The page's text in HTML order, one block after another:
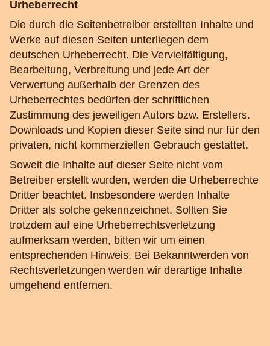
Urheberrecht
Die durch die Seitenbetreiber erstellten Inhalte und
Werke auf diesen Seiten unterliegen dem
deutschen Urheberrecht. Die Vervielfältigung,
Bearbeitung, Verbreitung und jede Art der
Verwertung außerhalb der Grenzen des
Urheberrechtes bedürfen der schriftlichen
Zustimmung des jeweiligen Autors bzw. Erstellers.
Downloads und Kopien dieser Seite sind nur für den
privaten, nicht kommerziellen Gebrauch gestattet.
Soweit die Inhalte auf dieser Seite nicht vom
Betreiber erstellt wurden, werden die Urheberrechte
Dritter beachtet. Insbesondere werden Inhalte
Dritter als solche gekennzeichnet. Sollten Sie
trotzdem auf eine Urheberrechtsverletzung
aufmerksam werden, bitten wir um einen
entsprechenden Hinweis. Bei Bekanntwerden von
Rechtsverletzungen werden wir derartige Inhalte
umgehend entfernen.